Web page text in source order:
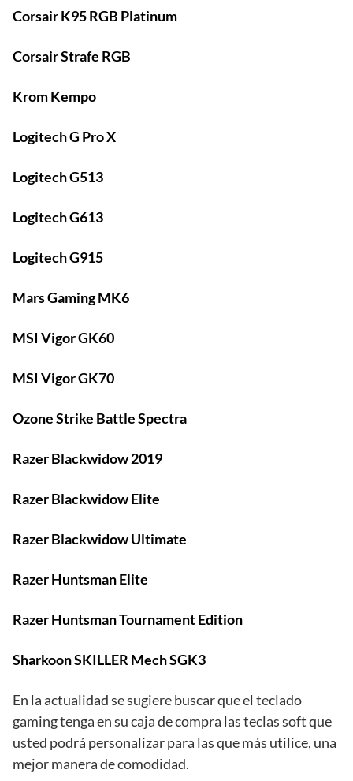
Corsair K95 RGB Platinum
Corsair Strafe RGB
Krom Kempo
Logitech G Pro X
Logitech G513
Logitech G613
Logitech G915
Mars Gaming MK6
MSI Vigor GK60
MSI Vigor GK70
Ozone Strike Battle Spectra
Razer Blackwidow 2019
Razer Blackwidow Elite
Razer Blackwidow Ultimate
Razer Huntsman Elite
Razer Huntsman Tournament Edition
Sharkoon SKILLER Mech SGK3
En la actualidad se sugiere buscar que el teclado
gaming tenga en su caja de compra las teclas soft que
usted podrá personalizar para las que más utilice, una
mejor manera de comodidad.